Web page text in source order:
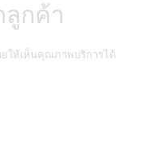
ลูกค้า
ยให้เห็นคุณภาพบริการได้